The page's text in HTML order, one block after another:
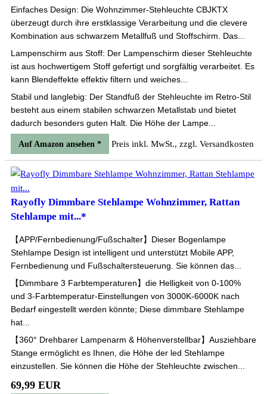
Einfaches Design: Die Wohnzimmer-Stehleuchte CBJKTX
überzeugt durch ihre erstklassige Verarbeitung und die clevere
Kombination aus schwarzem Metallfuß und Stoffschirm. Das...
Lampenschirm aus Stoff: Der Lampenschirm dieser Stehleuchte
ist aus hochwertigem Stoff gefertigt und sorgfältig verarbeitet. Es
kann Blendeffekte effektiv filtern und weiches...
Stabil und langlebig: Der Standfuß der Stehleuchte im Retro-Stil
besteht aus einem stabilen schwarzen Metallstab und bietet
dadurch besonders guten Halt. Die Höhe der Lampe...
Auf Amazon ansehen * Preis inkl. MwSt., zzgl. Versandkosten
Rayofly Dimmbare Stehlampe Wohnzimmer, Rattan
Stehlampe mit...*
【APP/Fernbedienung/Fußschalter】Dieser Bogenlampe
Stehlampe Design ist intelligent und unterstützt Mobile APP,
Fernbedienung und Fußschaltersteuerung. Sie können das...
【Dimmbare 3 Farbtemperaturen】die Helligkeit von 0-100%
und 3-Farbtemperatur-Einstellungen von 3000K-6000K nach
Bedarf eingestellt werden könnte; Diese dimmbare Stehlampe
hat...
【360° Drehbarer Lampenarm & Höhenverstellbar】Ausziehbare
Stange ermöglicht es Ihnen, die Höhe der led Stehlampe
einzustellen. Sie können die Höhe der Stehleuchte zwischen...
69,99 EUR